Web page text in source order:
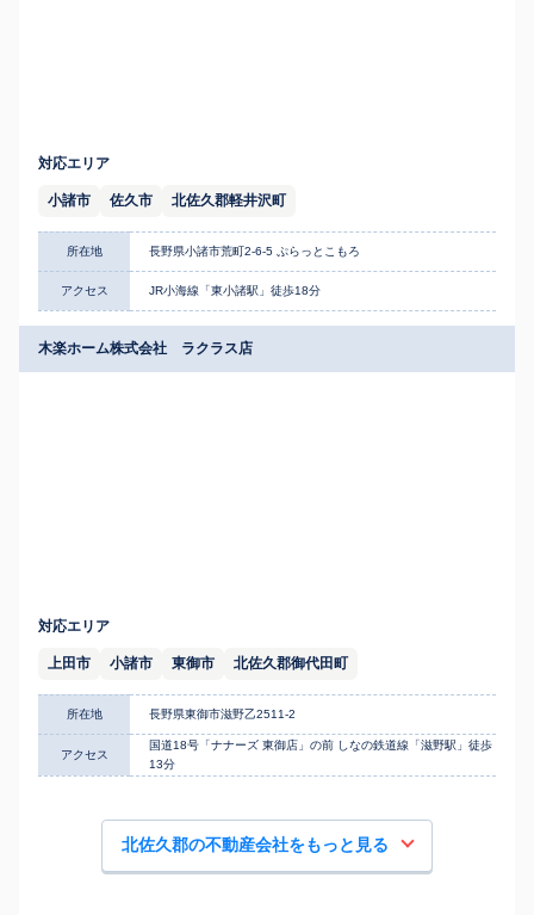
対応エリア
小諸市 佐久市 北佐久郡軽井沢町
所在地 長野県小諸市荒町2-6-5 ぷらっとこもろ
アクセス JR小海線「東小諸駅」徒歩18分
木楽ホーム株式会社 ラクラス店
対応エリア
上田市 小諸市 東御市 北佐久郡御代田町
所在地 長野県東御市滋野乙2511-2
アクセス
国道18号「ナナーズ 東御店」の前 しなの鉄道線「滋野駅」徒歩
13分
北佐久郡の不動産会社をもっと見る